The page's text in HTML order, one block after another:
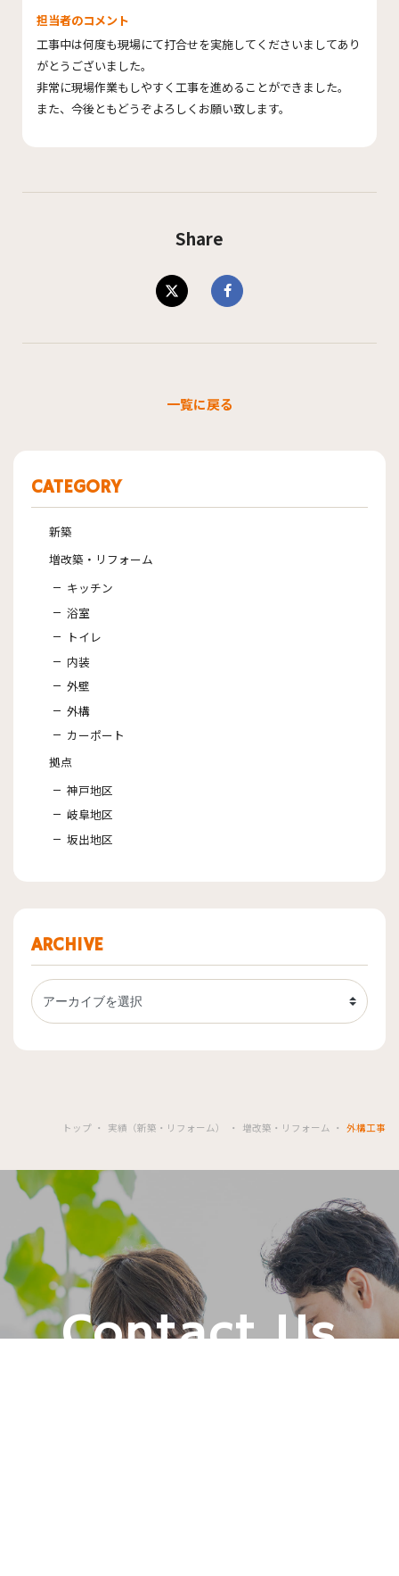
担当者のコメント
工事中は何度も現場にて打合せを実施してくださいましてあり
がとうございました。
非常に現場作業もしやすく工事を進めることができました。
また、今後ともどうぞよろしくお願い致します。
Share
一覧に戻る
CATEGORY
新築
増改築・リフォーム
キッチン
浴室
トイレ
内装
外壁
外構
カーポート
拠点
神戸地区
岐阜地区
坂出地区
ARCHIVE
トップ 実績（新築・リフォーム） 増改築・リフォーム 外構工事
Contact Us